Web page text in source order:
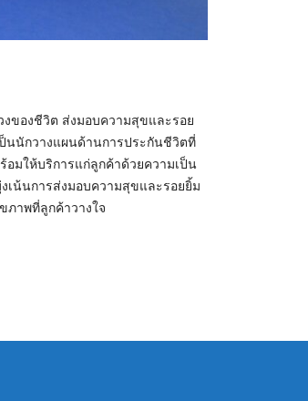
ของชีวิต ส่งมอบความสุขและรอย
นักวางแผนด้านการประกันชีวิตที่
อมให้บริการแก่ลูกค้าด้วยความเป็น
น้นการส่งมอบความสุขและรอยยิ้ม
าพที่ลูกค้าวางใจ